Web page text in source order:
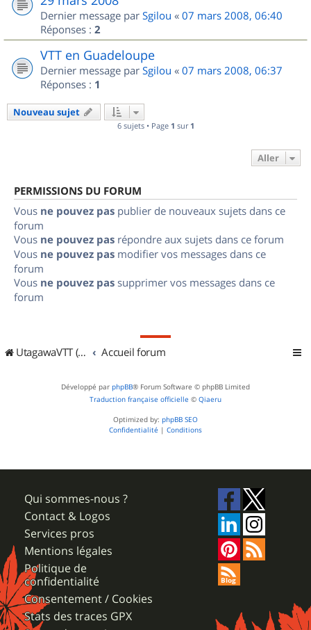
Dernier message par Sgilou « 07 mars 2008, 06:40
Réponses : 2
VTT en Guadeloupe
Dernier message par Sgilou « 07 mars 2008, 06:37
Réponses : 1
Nouveau sujet
6 sujets • Page 1 sur 1
Aller
PERMISSIONS DU FORUM
Vous ne pouvez pas publier de nouveaux sujets dans ce
forum
Vous ne pouvez pas répondre aux sujets dans ce forum
Vous ne pouvez pas modifier vos messages dans ce
forum
Vous ne pouvez pas supprimer vos messages dans ce
forum
UtagawaVTT (Randos VTT et VTTAE avec traces GPS) Accueil forum
Développé par phpBB® Forum Software © phpBB Limited
Traduction française officielle © Qiaeru
Optimized by: phpBB SEO
Confidentialité | Conditions
Qui sommes-nous ?
Contact & Logos
Services pros
Mentions légales
Politique de
confidentialité
Consentement / Cookies
Stats des traces GPX